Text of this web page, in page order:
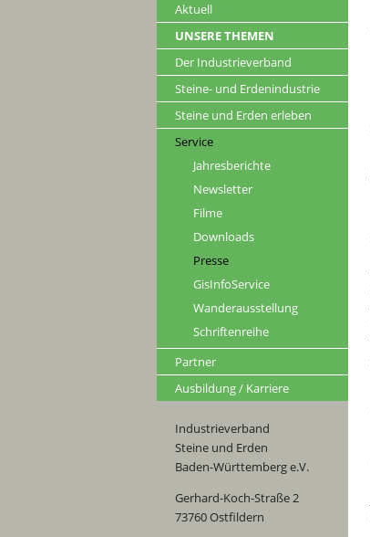
Aktuell
UNSERE THEMEN
Der Industrieverband
Steine- und Erdenindustrie
Steine und Erden erleben
Service
Jahresberichte
Newsletter
Filme
Downloads
Presse
GisInfoService
Wanderausstellung
Schriftenreihe
Partner
Ausbildung / Karriere
Industrieverband
Steine und Erden
Baden-Württemberg e.V.
Gerhard-Koch-Straße 2
73760 Ostfildern